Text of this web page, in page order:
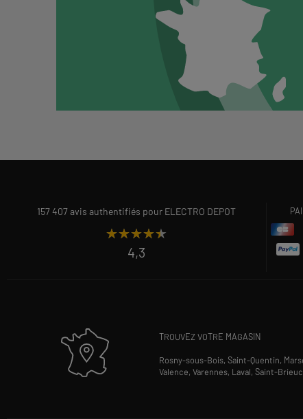
157 407 avis authentifiés pour ELECTRO DEPOT
★★★★★
★★★★★
4,3
TROUVEZ VOTRE MAGASIN
Rosny-sous-Bois,Saint-Quentin,
Valence,Varennes, Laval,Saint-Brieuc